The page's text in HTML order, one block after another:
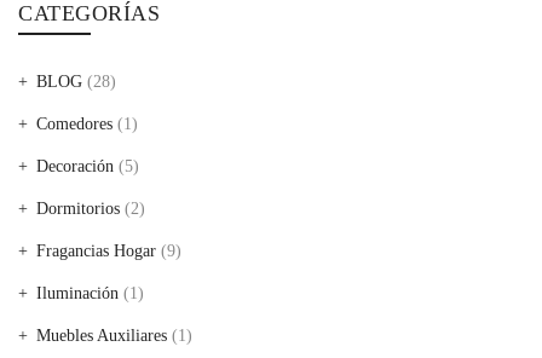
CATEGORÍAS
BLOG (28)
Comedores (1)
Decoración (5)
Dormitorios (2)
Fragancias Hogar (9)
Iluminación (1)
Muebles Auxiliares (1)